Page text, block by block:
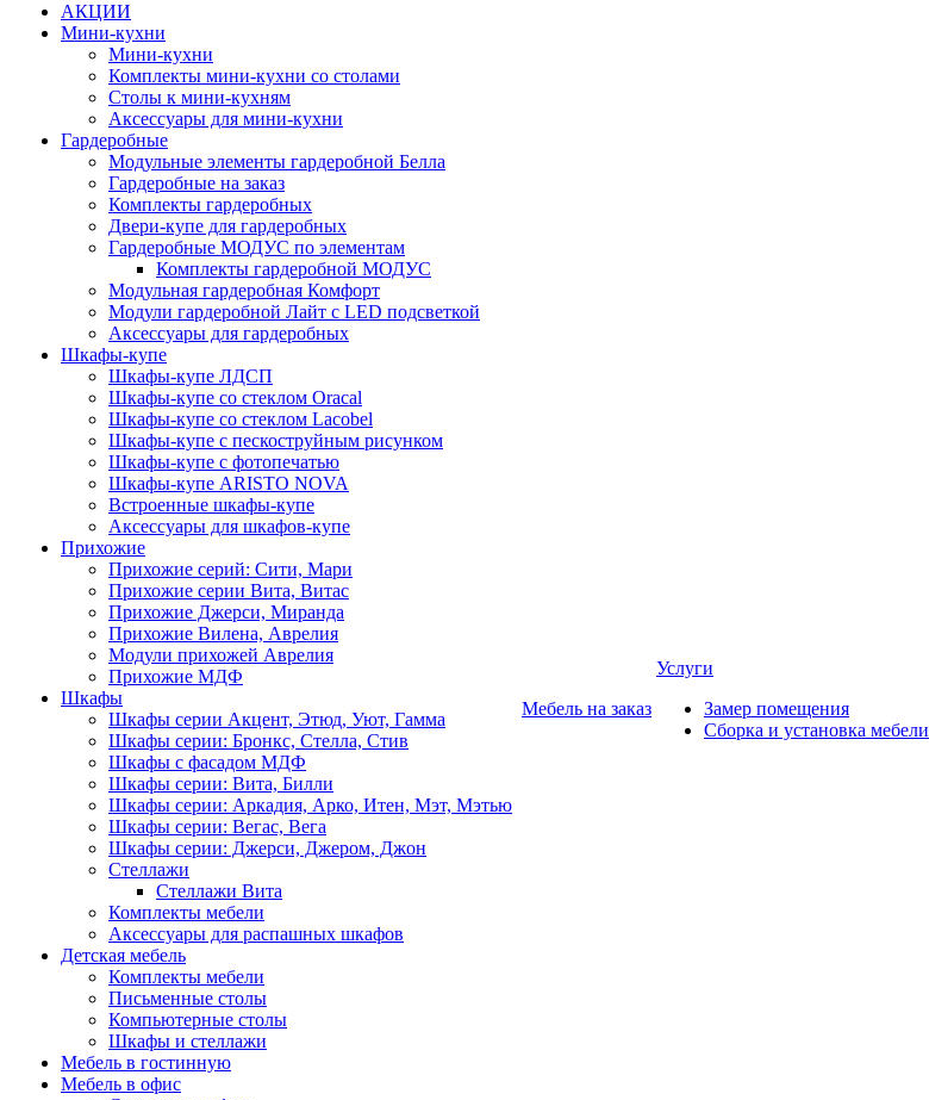
АКЦИИ
Мини-кухни
Мини-кухни
Комплекты мини-кухни со столами
Столы к мини-кухням
Аксессуары для мини-кухни
Гардеробные
Модульные элементы гардеробной Белла
Гардеробные на заказ
Комплекты гардеробных
Двери-купе для гардеробных
Гардеробные МОДУС по элементам
Комплекты гардеробной МОДУС
Модульная гардеробная Комфорт
Модули гардеробной Лайт с LED подсветкой
Аксессуары для гардеробных
Шкафы-купе
Шкафы-купе ЛДСП
Шкафы-купе со стеклом Oracal
Шкафы-купе со стеклом Lacobel
Шкафы-купе с пескоструйным рисунком
Шкафы-купе с фотопечатью
Шкафы-купе ARISTO NOVA
Встроенные шкафы-купе
Аксессуары для шкафов-купе
Прихожие
Прихожие серий: Сити, Мари
Прихожие серии Вита, Витас
Прихожие Джерси, Миранда
Прихожие Вилена, Аврелия
Модули прихожей Аврелия
Прихожие МДФ
Шкафы
Шкафы серии Акцент, Этюд, Уют, Гамма
Шкафы серии: Бронкс, Стелла, Стив
Шкафы с фасадом МДФ
Шкафы серии: Вита, Билли
Шкафы серии: Аркадия, Арко, Итен, Мэт, Мэтью
Шкафы серии: Вегас, Вега
Шкафы серии: Джерси, Джером, Джон
Стеллажи
Стеллажи Вита
Комплекты мебели
Аксессуары для распашных шкафов
Детская мебель
Комплекты мебели
Письменные столы
Компьютерные столы
Шкафы и стеллажи
Мебель в гостинную
Мебель в офис
Мебель на заказ
Услуги
Замер помещения
Сборка и установка мебели